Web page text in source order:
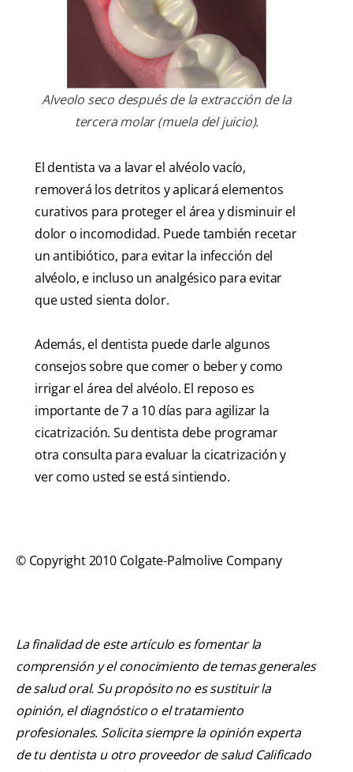
Alveolo seco después de la extracción de la
tercera molar (muela del juicio).
El dentista va a lavar el alvéolo vacío,
removerá los detritos y aplicará elementos
curativos para proteger el área y disminuir el
dolor o incomodidad. Puede también recetar
un antibiótico, para evitar la infección del
alvéolo, e incluso un analgésico para evitar
que usted sienta dolor.
Además, el dentista puede darle algunos
consejos sobre que comer o beber y como
irrigar el área del alvéolo. El reposo es
importante de 7 a 10 días para agilizar la
cicatrización. Su dentista debe programar
otra consulta para evaluar la cicatrización y
ver como usted se está sintiendo.
© Copyright 2010 Colgate-Palmolive Company
La finalidad de este artículo es fomentar la
comprensión y el conocimiento de temas generales
de salud oral. Su propósito no es sustituir la
opinión, el diagnóstico o el tratamiento
profesionales. Solicita siempre la opinión experta
de tu dentista u otro proveedor de salud Calificado